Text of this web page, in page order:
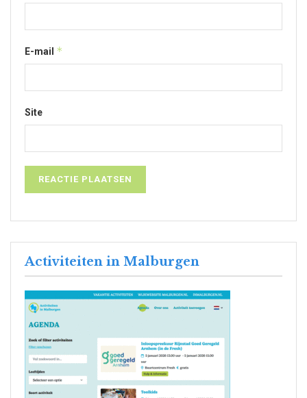
E-mail *
Site
Activiteiten in Malburgen